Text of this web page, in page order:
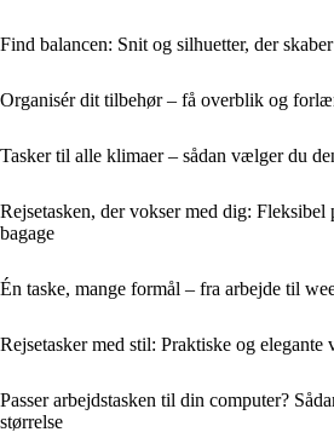
Find balancen: Snit og silhuetter, der
Organisér dit tilbehør – få overblik og
Tasker til alle klimaer – sådan vælger du
Rejsetasken, der vokser med dig: Fleksibel
bagage
Én taske, mange formål – fra arbejde til
Rejsetasker med stil: Praktiske og elegante
Passer arbejdstasken til din computer?
størrelse